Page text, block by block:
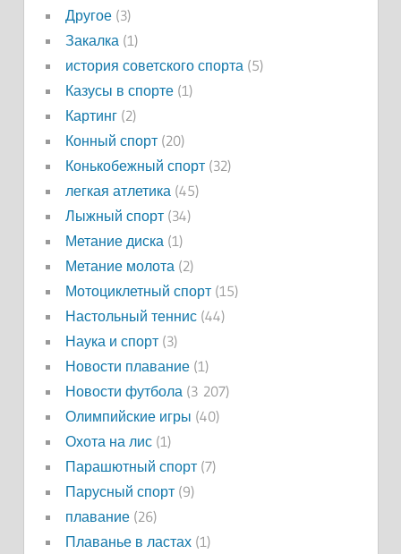
Другое(3)
Закалка (1)
история советского спорта (5)
Казусы в спорте(1)
Картинг(2)
Конный спорт(20)
Конькобежный спорт(32)
легкая атлетика (45)
Лыжный спорт(34)
Метание диска (1)
Метание молота (2)
Мотоциклетный спорт(15)
Настольный теннис(44)
Наука и спорт(3)
Новости плавание(1)
Новости футбола (3 207)
Олимпийские игры (40)
Охота на лис(1)
Парашютный спорт(7)
Парусный спорт(9)
плавание(26)
Плаванье в ластах(1)